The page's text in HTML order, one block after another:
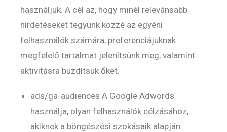
használjuk. A cél az, hogy minél relevánsabb
hirdetéseket tegyünk közzé az egyéni
felhasználók számára, preferenciájuknak
megfelelő tartalmat jelenítsünk meg, valamint
aktivitásra buzdítsuk őket.
ads/ga-audiences A Google Adwords
használja, olyan felhasználók célzásához,
akiknek a böngészési szokásaik alapján